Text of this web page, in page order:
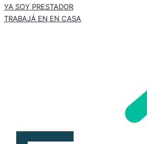
YA SOY PRESTADOR
TRABAJÁ EN EN CASA